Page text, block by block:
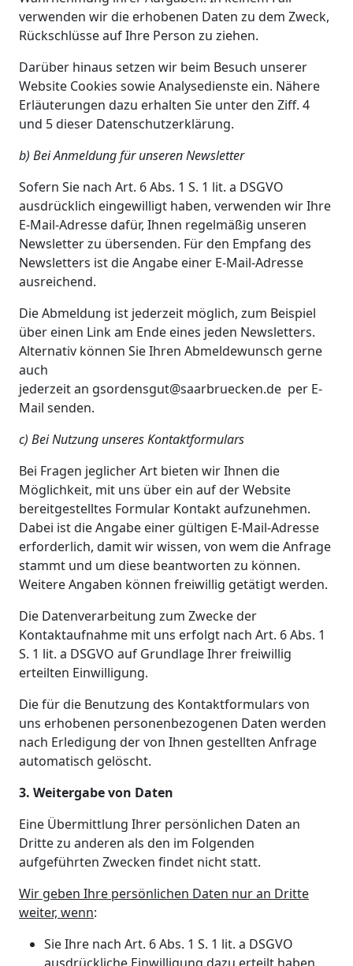
verwenden wir die erhobenen Daten zu dem Zweck,
Rückschlüsse auf Ihre Person zu ziehen.
Darüber hinaus setzen wir beim Besuch unserer
Website Cookies sowie Analysedienste ein. Nähere
Erläuterungen dazu erhalten Sie unter den Ziff. 4
und 5 dieser Datenschutzerklärung.
b) Bei Anmeldung für unseren Newsletter
Sofern Sie nach Art. 6 Abs. 1 S. 1 lit. a DSGVO
ausdrücklich eingewilligt haben, verwenden wir Ihre
E-Mail-Adresse dafür, Ihnen regelmäßig unseren
Newsletter zu übersenden. Für den Empfang des
Newsletters ist die Angabe einer E-Mail-Adresse
ausreichend.
Die Abmeldung ist jederzeit möglich, zum Beispiel
über einen Link am Ende eines jeden Newsletters.
Alternativ können Sie Ihren Abmeldewunsch gerne
auch
jederzeit an gsordensgut@saarbruecken.de per E-
Mail senden.
c) Bei Nutzung unseres Kontaktformulars
Bei Fragen jeglicher Art bieten wir Ihnen die
Möglichkeit, mit uns über ein auf der Website
bereitgestelltes Formular Kontakt aufzunehmen.
Dabei ist die Angabe einer gültigen E-Mail-Adresse
erforderlich, damit wir wissen, von wem die Anfrage
stammt und um diese beantworten zu können.
Weitere Angaben können freiwillig getätigt werden.
Die Datenverarbeitung zum Zwecke der
Kontaktaufnahme mit uns erfolgt nach Art. 6 Abs. 1
S. 1 lit. a DSGVO auf Grundlage Ihrer freiwillig
erteilten Einwilligung.
Die für die Benutzung des Kontaktformulars von
uns erhobenen personenbezogenen Daten werden
nach Erledigung der von Ihnen gestellten Anfrage
automatisch gelöscht.
3. Weitergabe von Daten
Eine Übermittlung Ihrer persönlichen Daten an
Dritte zu anderen als den im Folgenden
aufgeführten Zwecken findet nicht statt.
Wir geben Ihre persönlichen Daten nur an Dritte
weiter, wenn:
Sie Ihre nach Art. 6 Abs. 1 S. 1 lit. a DSGVO